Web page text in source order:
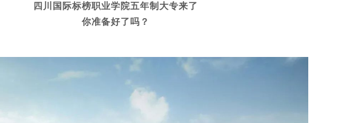
四川国际标榜职业学院五年制大专来了
你准备好了吗？